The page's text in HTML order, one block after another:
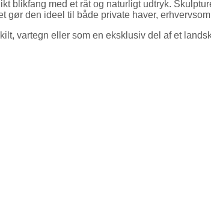
blikfang med et råt og naturligt udtryk.
gør den ideel til både private haver,
vartegn eller som en eksklusiv del af et